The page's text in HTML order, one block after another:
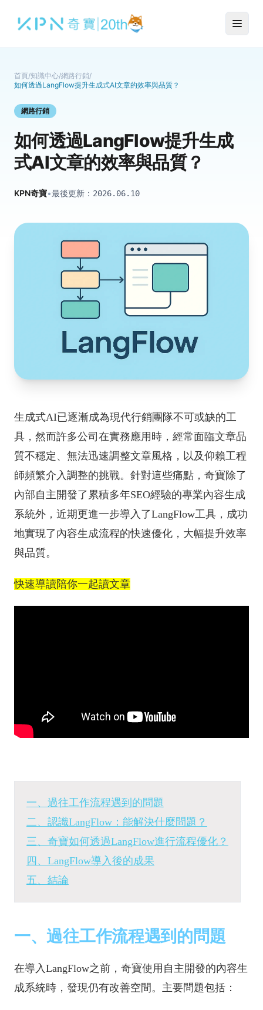
首頁/知識中心/網路行銷/
如何透過LangFlow提升生成式AI文章的效率與品質？
網路行銷
如何透過LangFlow提升生成
式AI文章的效率與品質？
KPN奇寶•最後更新： 2026.06.10
生成式AI已逐漸成為現代行銷團隊不可或缺的工
具，然而許多公司在實務應用時，經常面臨文章品
質不穩定、無法迅速調整文章風格，以及仰賴工程
師頻繁介入調整的挑戰。針對這些痛點，奇寶除了
內部自主開發了累積多年SEO經驗的專業內容生成
系統外，近期更進一步導入了LangFlow工具，成功
地實現了內容生成流程的快速優化，大幅提升效率
與品質。
快速導讀陪你一起讀文章
一、過往工作流程遇到的問題
二、認識LangFlow：能解決什麼問題？
三、奇寶如何透過LangFlow進行流程優化？
四、LangFlow導入後的成果
五、結論
一、過往工作流程遇到的問題
在導入LangFlow之前，奇寶使用自主開發的內容生
成系統時，發現仍有改善空間。主要問題包括：